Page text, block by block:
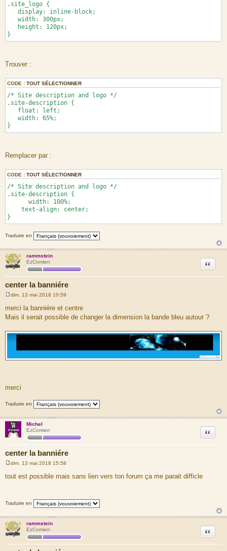
.site_logo {
display: inline-block;
width: 300px;
height: 120px;
}
Trouver :
CODE : TOUT SÉLECTIONNER
/* Site description and logo */
.site-description {
float: left;
width: 65%;
}
Remplacer par :
CODE : TOUT SÉLECTIONNER
/* Site description and logo */
.site-description {
width: 100%;
text-align: center;
}
Traduire en
rammstein
EzComien
center la banniére
Citation
s
s
dim. 13 mai 2018 10:59
merci la banniére et centre
Mais il serait possible de changer la dimension la bande bleu autour ?
merci
Traduire en
Michel
EzComien
center la banniére
Citation
s
e
dim. 13 mai 2018 15:58
tout est possible mais sans lien vers ton forum ça me parait difficle
Traduire en
rammstein
EzComien
Citation